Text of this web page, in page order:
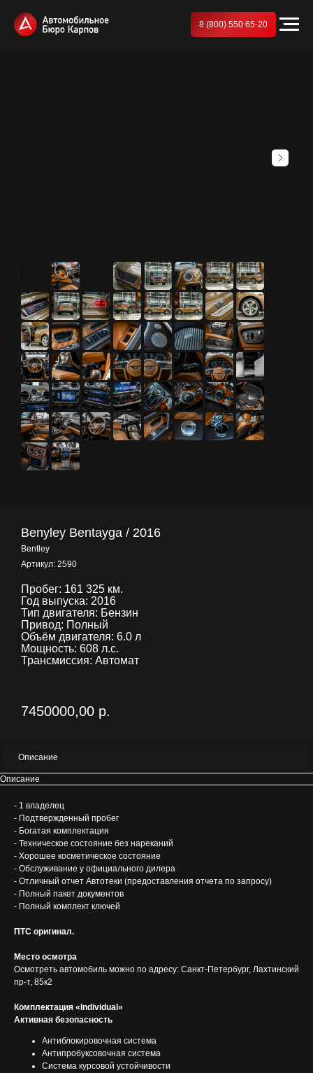
8 (800) 550 65-20
Benyley Bentayga / 2016
Bentley
Артикул: 2590
7450000,00 р.
Пробег: 161 325 км.
Год выпуска: 2016
Тип двигателя: Бензин
Привод: Полный
Объём двигателя: 6.0 л
Мощность: 608 л.с.
Трансмиссия: Автомат
Описание
Описание
- 1 владелец
- Подтвержденный пробег
- Богатая комплектация
- Техническое состояние без нареканий
- Хорошее косметическое состояние
- Обслуживание у официального дилера
- Отличный отчет Автотеки (предоставления отчета по запросу)
- Полный пакет документов
- Полный комплект ключей
ПТС оригинал.
Место осмотра
Осмотреть автомобиль можно по адресу: Санкт-Петербург, Лахтинский
пр-т, 85к2
Комплектация «Individual»
Активная безопасность
Антиблокировочная система
Антипробуксовочная система
Система курсовой устойчивости